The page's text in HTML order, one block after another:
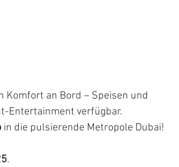
Komfort an Bord – Speisen und
Entertainment verfügbar.
in die pulsierende Metropole Dubai!
.